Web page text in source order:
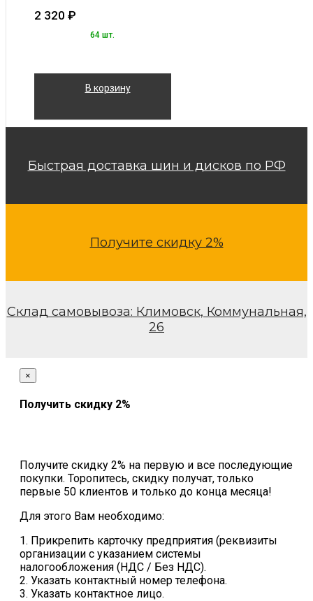
2 320 ₽
64 шт.
В корзину
Быстрая доставка шин и дисков по РФ
Получите скидку 2%
Склад самовывоза: Климовск, Коммунальная,
26
×
Получить скидку 2%
Получите скидку 2% на первую и все последующие
покупки. Торопитесь, скидку получат, только
первые 50 клиентов и только до конца месяца!
Для этого Вам необходимо:
1. Прикрепить карточку предприятия (реквизиты
организации с указанием системы
налогообложения (НДС / Без НДС).
2. Указать контактный номер телефона.
3. Указать контактное лицо.